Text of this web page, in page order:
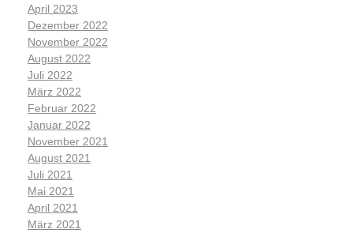
April 2023
Dezember 2022
November 2022
August 2022
Juli 2022
März 2022
Februar 2022
Januar 2022
November 2021
August 2021
Juli 2021
Mai 2021
April 2021
März 2021